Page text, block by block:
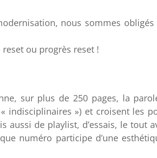
nous sommes
ou progrès reset !
sur plus de 250 pages, la
indisciplinaires ») et croisent les
aussi de playlist, d’essais, le tout
numéro participe d’une